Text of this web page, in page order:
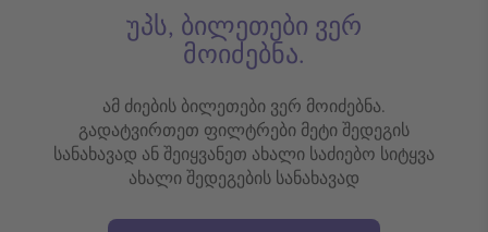
უპს, ბილეთები ვერ
მოიძებნა.
ამ ძიების ბილეთები ვერ მოიძებნა.
გადატვირთეთ ფილტრები მეტი შედეგის
სანახავად ან შეიყვანეთ ახალი საძიებო სიტყვა
ახალი შედეგების სანახავად